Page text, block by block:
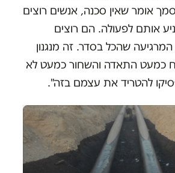
אומר שאין סכנה, אנשים רוצים
אותם לפעולה. הם רוצים
שהכל בסדר. זה מנגנון
כמעט התאדה והשחור כמעט לא
להטריד את עצמם בזה".